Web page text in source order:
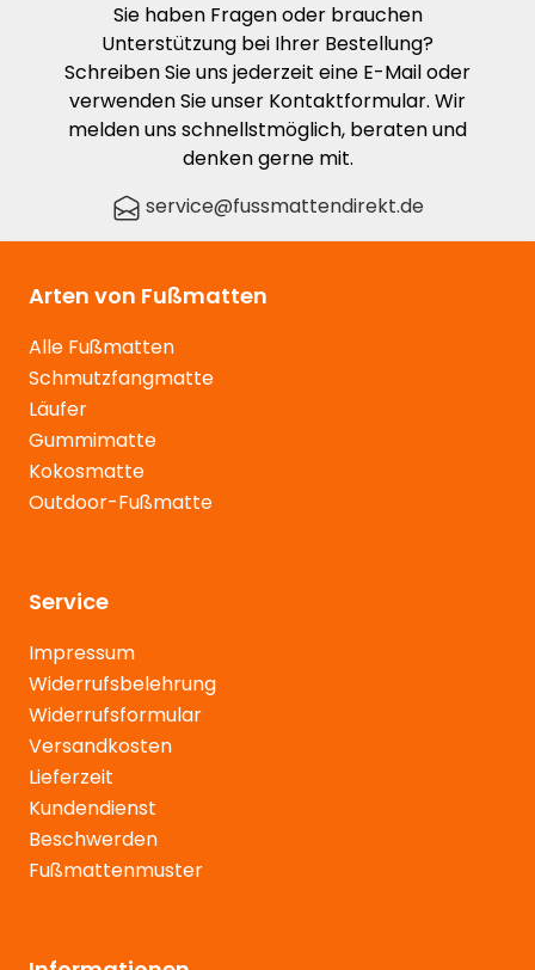
Sie haben Fragen oder brauchen
Unterstützung bei Ihrer Bestellung?
Schreiben Sie uns jederzeit eine E-Mail oder
verwenden Sie unser Kontaktformular. Wir
melden uns schnellstmöglich, beraten und
denken gerne mit.
service@fussmattendirekt.de
Arten von Fußmatten
Alle Fußmatten
Schmutzfangmatte
Läufer
Gummimatte
Kokosmatte
Outdoor-Fußmatte
Service
Impressum
Widerrufsbelehrung
Widerrufsformular
Versandkosten
Lieferzeit
Kundendienst
Beschwerden
Fußmattenmuster